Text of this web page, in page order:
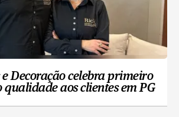
Decoração celebra primeiro
aos clientes em PG